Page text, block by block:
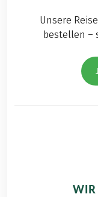
Unsere
bestellen –